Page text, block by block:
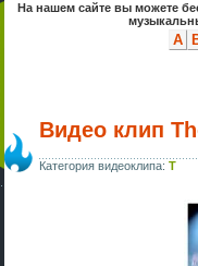
На нашем сайте вы можете
A
Видео клип
Категория видеоклипа: T